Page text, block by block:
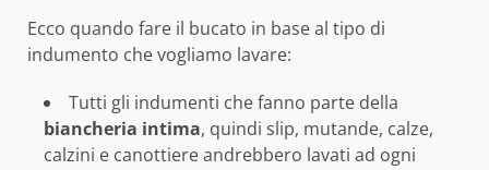
Ecco quando fare il bucato in base al tipo di
indumento che vogliamo lavare:
Tutti gli indumenti che fanno parte della
biancheria intima, quindi slip, mutande, calze,
calzini e canottiere andrebbero lavati ad ogni